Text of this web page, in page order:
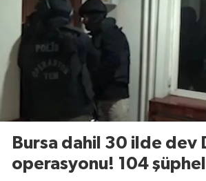
Bursa dahil 30 ilde dev
operasyonu! 104